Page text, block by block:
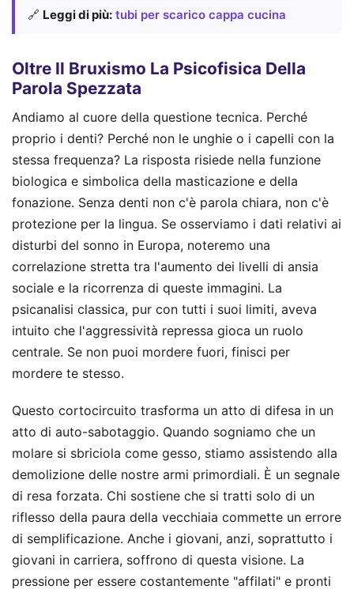
🔗 Leggi di più: tubi per scarico cappa cucina
Oltre Il Bruxismo La Psicofisica Della
Parola Spezzata
Andiamo al cuore della questione tecnica. Perché
proprio i denti? Perché non le unghie o i capelli con la
stessa frequenza? La risposta risiede nella funzione
biologica e simbolica della masticazione e della
fonazione. Senza denti non c'è parola chiara, non c'è
protezione per la lingua. Se osserviamo i dati relativi ai
disturbi del sonno in Europa, noteremo una
correlazione stretta tra l'aumento dei livelli di ansia
sociale e la ricorrenza di queste immagini. La
psicanalisi classica, pur con tutti i suoi limiti, aveva
intuito che l'aggressività repressa gioca un ruolo
centrale. Se non puoi mordere fuori, finisci per
mordere te stesso.
Questo cortocircuito trasforma un atto di difesa in un
atto di auto-sabotaggio. Quando sogniamo che un
molare si sbriciola come gesso, stiamo assistendo alla
demolizione delle nostre armi primordiali. È un segnale
di resa forzata. Chi sostiene che si tratti solo di un
riflesso della paura della vecchiaia commette un errore
di semplificazione. Anche i giovani, anzi, soprattutto i
giovani in carriera, soffrono di questa visione. La
pressione per essere costantemente "affilati" e pronti